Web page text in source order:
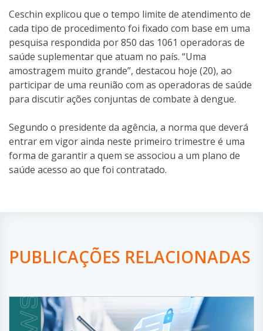
Ceschin explicou que o tempo limite de atendimento de
cada tipo de procedimento foi fixado com base em uma
pesquisa respondida por 850 das 1061 operadoras de
saúde suplementar que atuam no país. “Uma
amostragem muito grande”, destacou hoje (20), ao
participar de uma reunião com as operadoras de saúde
para discutir ações conjuntas de combate à dengue.
Segundo o presidente da agência, a norma que deverá
entrar em vigor ainda neste primeiro trimestre é uma
forma de garantir a quem se associou a um plano de
saúde acesso ao que foi contratado.
PUBLICAÇÕES RELACIONADAS